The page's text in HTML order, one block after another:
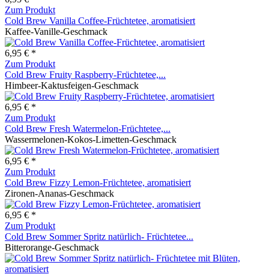
Zum Produkt
Cold Brew Vanilla Coffee-Früchtetee, aromatisiert
Kaffee-Vanille-Geschmack
6,95 € *
Zum Produkt
Cold Brew Fruity Raspberry-Früchtetee,...
Himbeer-Kaktusfeigen-Geschmack
6,95 € *
Zum Produkt
Cold Brew Fresh Watermelon-Früchtetee,...
Wassermelonen-Kokos-Limetten-Geschmack
6,95 € *
Zum Produkt
Cold Brew Fizzy Lemon-Früchtetee, aromatisiert
Zironen-Ananas-Geschmack
6,95 € *
Zum Produkt
Cold Brew Sommer Spritz natürlich- Früchtetee...
Bitterorange-Geschmack